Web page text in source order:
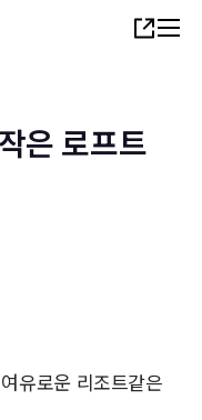
Share
은 로프트
유로운 리조트같은